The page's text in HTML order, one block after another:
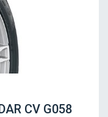
CV G058